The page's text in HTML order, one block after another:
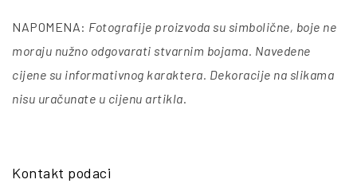
NAPOMENA: Fotografije proizvoda su simbolične, boje ne
moraju nužno odgovarati stvarnim bojama. Navedene
cijene su informativnog karaktera. Dekoracije na slikama
nisu uračunate u cijenu artikla.
Kontakt podaci